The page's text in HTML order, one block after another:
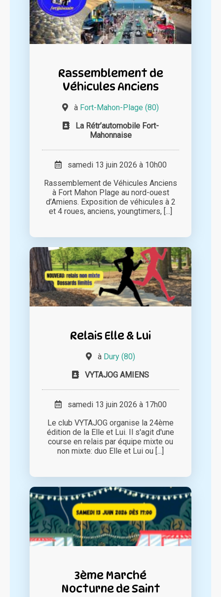
Rassemblement de
Véhicules Anciens
à Fort-Mahon-Plage (80)
La Rétr’automobile Fort-
Mahonnaise
samedi 13 juin 2026 à 10h00
Rassemblement de Véhicules Anciens
à Fort Mahon Plage au nord-ouest
d’Amiens. Exposition de véhicules à 2
et 4 roues, anciens, youngtimers, [...]
Relais Elle & Lui
à Dury (80)
VYTAJOG AMIENS
samedi 13 juin 2026 à 17h00
Le club VYTAJOG organise la 24ème
édition de la Elle et Lui. Il s'agit d'une
course en relais par équipe mixte ou
non mixte: duo Elle et Lui ou [...]
3ème Marché
Nocturne de Saint